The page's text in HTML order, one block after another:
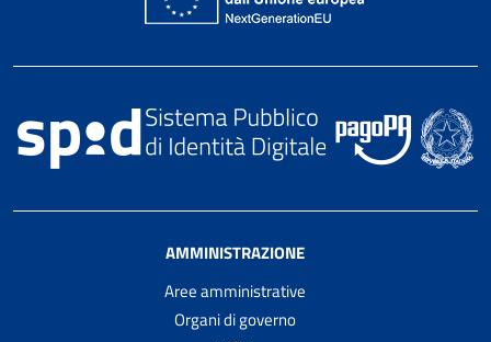
AMMINISTRAZIONE
Aree amministrative
Organi di governo